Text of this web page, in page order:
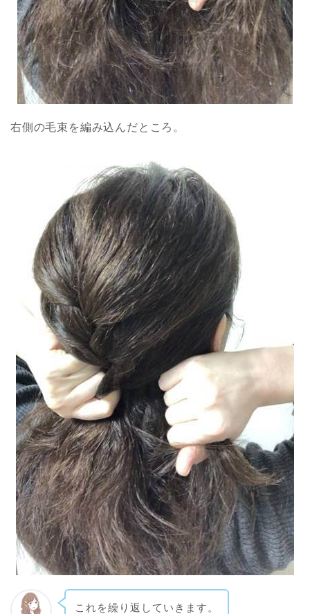
右側の毛束を編み込んだところ。
これを繰り返していきます。